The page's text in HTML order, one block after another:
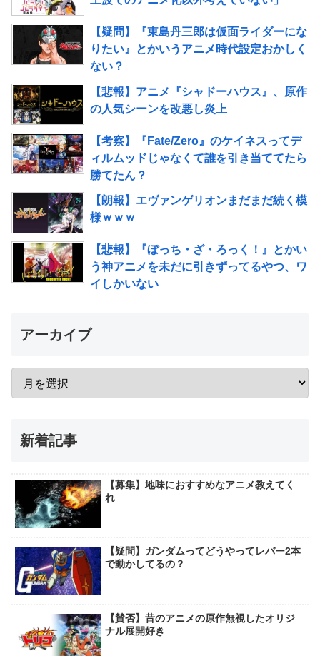
【疑問】『東島丹三郎は仮面ライダーにな
りたい』とかいうアニメ時代設定おかしく
ない？
【悲報】アニメ『シャドーハウス』、原作
の人気シーンを改悪し炎上
【考察】『Fate/Zero』のケイネスってデ
ィルムッドじゃなくて誰を引き当ててたら
勝てたん？
【朗報】エヴァンゲリオンまだまだ続く模
様ｗｗｗ
【悲報】『ぼっち・ざ・ろっく！』とかい
う神アニメを未だに引きずってるやつ、ワ
イしかいない
アーカイブ
新着記事
【募集】地味におすすめなアニメ教えてく
れ
【疑問】ガンダムってどうやってレバー2本
で動かしてるの？
【賛否】昔のアニメの原作無視したオリジ
ナル展開好き